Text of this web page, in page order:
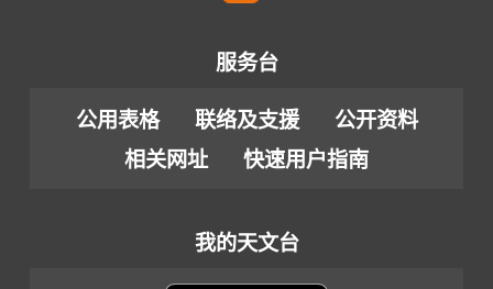
服务台
公用表格 联络及支援
公开资料
相关网址
快速用户指南
我的天文台